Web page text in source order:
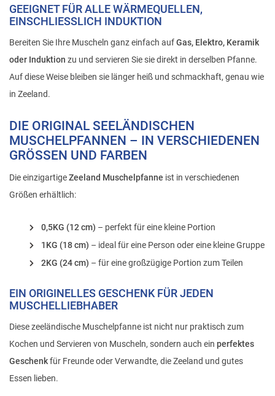
GEEIGNET FÜR ALLE WÄRMEQUELLEN,
EINSCHLIESSLICH INDUKTION
Bereiten Sie Ihre Muscheln ganz einfach aufGas, Elektro, Keramik
oder Induktion zu und servieren Sie sie direkt in derselben Pfanne.
Auf diese Weise bleiben sie länger heiß und schmackhaft, genau wie
in Zeeland.
DIE ORIGINAL SEELÄNDISCHEN
MUSCHELPFANNEN – IN VERSCHIEDENEN
GRÖSSEN UND FARBEN
Die einzigartigeZeeland Muschelpfanne ist in verschiedenen
Größen erhältlich:
0,5KG (12 cm) – perfekt für eine kleine Portion
1KG (18 cm) – ideal für eine Person oder eine kleine Gruppe
2KG (24 cm) – für eine großzügige Portion zum Teilen
EIN ORIGINELLES GESCHENK FÜR JEDEN
MUSCHELLIEBHABER
Diese zeeländische Muschelpfanne ist nicht nur praktisch zum
Kochen und Servieren von Muscheln, sondern auch ein perfektes
Geschenkfür Freunde oder Verwandte, die Zeeland und gutes
Essen lieben.